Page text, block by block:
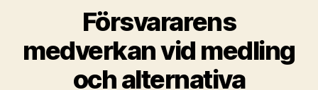
Försvararens
medverkan vid medling
och alternativa